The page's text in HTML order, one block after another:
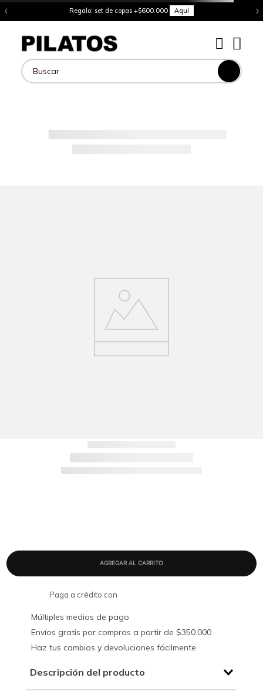
‹ Regalo: set de copas +$600.000 Aquí ›
Buscar
Paga a crédito con
Múltiples medios de pago
Envíos gratis por compras a partir de $350.000
Haz tus cambios y devoluciones fácilmente
Descripción del producto